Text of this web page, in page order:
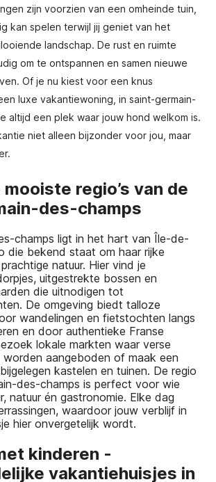
zijn voorzien van een omheinde tuin,
kan spelen terwijl jij geniet van het
landschap. De rust en ruimte
om te ontspannen en samen nieuwe
Of je nu kiest voor een knus
luxe vakantiewoning, in saint-germain-
altijd een plek waar jouw hond welkom is.
niet alleen bijzonder voor jou, maar
regio’s van de
des-champs
champs ligt in het hart van Île-de-
die bekend staat om haar rijke
natuur. Hier vind je
uitgestrekte bossen en
die uitnodigen tot
De omgeving biedt talloze
wandelingen en fietstochten langs
en door authentieke Franse
lokale markten waar verse
aangeboden of maak een
kastelen en tuinen. De regio
des-champs is perfect voor wie
natuur én gastronomie. Elke dag
waardoor jouw verblijf in
hier onvergetelijk wordt.
kinderen -
vakantiehuisjes in